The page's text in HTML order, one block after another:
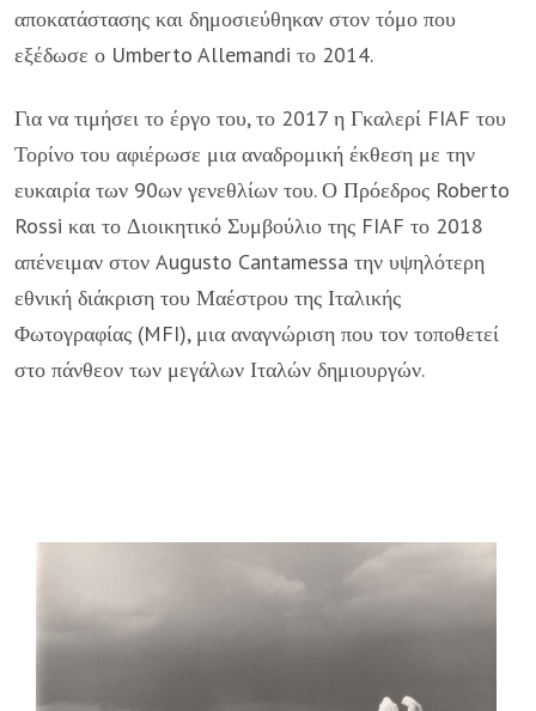
αποκατάστασης και δημοσιεύθηκαν στον τόμο που
εξέδωσε ο Umberto Allemandi το 2014.
Για να τιμήσει το έργο του, το 2017 η Γκαλερί FIAF του
Τορίνο του αφιέρωσε μια αναδρομική έκθεση με την
ευκαιρία των 90ων γενεθλίων του. Ο Πρόεδρος Roberto
Rossi και το Διοικητικό Συμβούλιο της FIAF το 2018
απένειμαν στον Augusto Cantamessa την υψηλότερη
εθνική διάκριση του Μαέστρου της Ιταλικής
Φωτογραφίας (MFI), μια αναγνώριση που τον τοποθετεί
στο πάνθεον των μεγάλων Ιταλών δημιουργών.